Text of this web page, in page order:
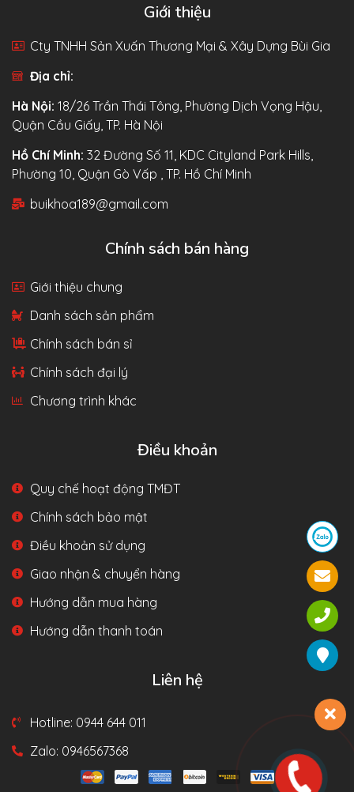
Giới thiệu
Cty TNHH Sản Xuấn Thương Mại & Xây Dựng Bùi Gia
Địa chỉ:
Hà Nội: 18/26 Trần Thái Tông, Phường Dịch Vọng Hậu,
Quận Cầu Giấy, TP. Hà Nội
Hồ Chí Minh: 32 Đường Số 11, KDC Cityland Park Hills,
Phường 10, Quận Gò Vấp , TP. Hồ Chí Minh
buikhoa189@gmail.com
Chính sách bán hàng
Giới thiệu chung
Danh sách sản phẩm
Chính sách bán sỉ
Chính sách đại lý
Chương trình khác
Điều khoản
Quy chế hoạt động TMĐT
Chính sách bảo mật
Điều khoản sử dụng
Giao nhận & chuyển hàng
Hướng dẫn mua hàng
Hướng dẫn thanh toán
Liên hệ
Hotline: 0944 644 011
Zalo: 0946567368